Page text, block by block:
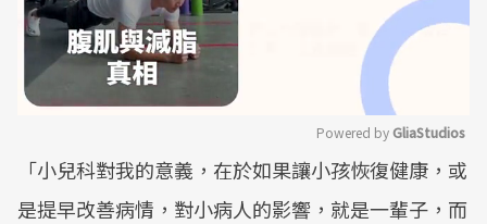
Mute
Powered by GliaStudios
「小兒科對我的意義，在於如果讓小孩恢復健康，或
是提早改善病情，對小病人的影響，就是一輩子，而